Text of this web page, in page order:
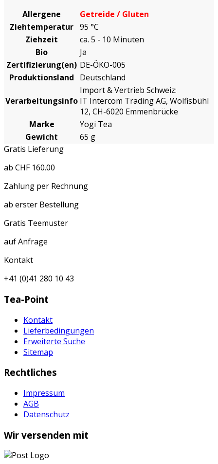
Allergene
Getreide / Gluten
Ziehtemperatur 95 °C
Ziehzeit
ca. 5 - 10 Minuten
Bio
Ja
Zertifizierung(en) DE-ÖKO-005
Produktionsland
Deutschland
Verarbeitungsinfo
Import & Vertrieb Schweiz:
IT Intercom Trading AG, Wolfisbühl
12, CH-6020 Emmenbrücke
Marke
Yogi Tea
Gewicht
65 g
Gratis Lieferung
ab CHF 160.00
Zahlung per Rechnung
ab erster Bestellung
Gratis Teemuster
auf Anfrage
Kontakt
+41 (0)41 280 10 43
Tea-Point
Kontakt
Lieferbedingungen
Erweiterte Suche
Sitemap
Rechtliches
Impressum
AGB
Datenschutz
Wir versenden mit